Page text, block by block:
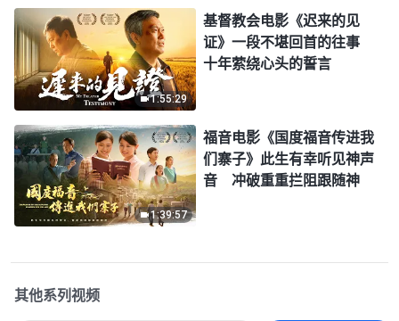
1:55:29
基督教会电影《迟来的见
证》一段不堪回首的往事
十年萦绕心头的誓言
1:39:57
福音电影《国度福音传进我
们寨子》此生有幸听见神声
音 冲破重重拦阻跟随神
其他系列视频